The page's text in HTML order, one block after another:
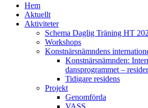
Hem
Aktuellt
Aktiviteter
Schema Daglig Träning HT
Workshops
Konstnärsnämndens
Konstnärsnämnden:
dansprogrammet –
Tidigare residens
Projekt
Genomförda
VASS